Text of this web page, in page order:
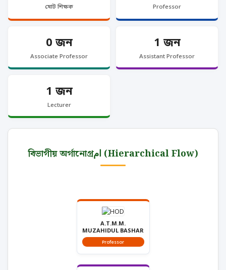
মোট শিক্ষক Professor
0 জন
Associate Professor
1 জন
Assistant Professor
1 জন
Lecturer
বিভাগীয় অর্গানোগ্রام (Hierarchical Flow)
A.T.M.M.
MUZAHIDUL BASHAR
Professor